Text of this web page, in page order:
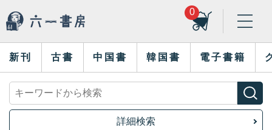
0
新刊 古書 中国書 韓国書 電子書籍
詳細検索